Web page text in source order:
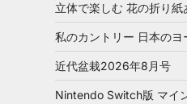
立体で楽しむ 花の折り紙
私のカントリー 日本のヨ
近代盆栽2026年8月号
Nintendo Switch版 マイ